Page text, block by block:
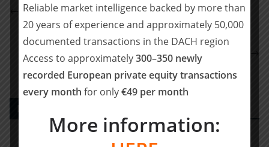
Erfolgreiche Investorenlösung für Conen
Unternehmensgruppe
Benchmark International Has Successfully
Facilitated the Transaction Between Vital Schuhe
GmbH and Hartjes GmbH
PE DEALS EUROPE
Reliable market intelligence backed by more than
20 years of experience and approximately 50,000
documented transactions in the DACH region
Access to approximately300–350 newly
recorded European private equity transactions
every month for only€49 per month
More information: